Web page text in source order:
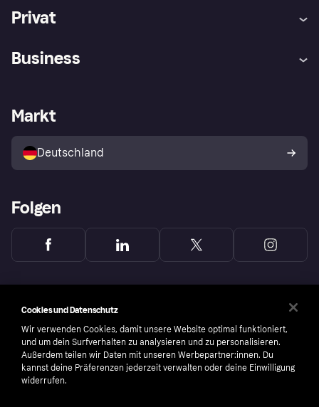
Privat
Klarna App
Shops entdecken
Käuferschutzrichtlinie
Dein Widerrufsrecht
Business
Händlerportal
Markt
Deutschland
Folgen
Cookies und Datenschutz
Wir verwenden Cookies, damit unsere Website optimal funktioniert,
und um dein Surfverhalten zu analysieren und zu personalisieren.
Außerdem teilen wir Daten mit unseren Werbepartner:innen. Du
kannst deine Präferenzen jederzeit verwalten oder deine Einwilligung
widerrufen.